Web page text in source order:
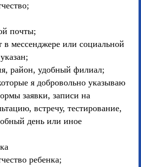
почты;
в мессенджере или социальной
район, удобный филиал;
я добровольно указываю
заявки, записи на
встречу, тестирование,
день или иное
ребенка;